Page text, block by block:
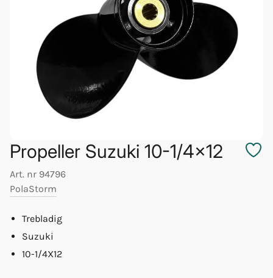
Propeller Suzuki 10-1/4x12
Art. nr 94796
PolaStorm
Trebladig
Suzuki
10-1/4X12